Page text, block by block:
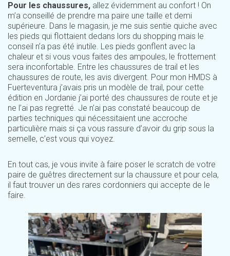
Pour les chaussures, allez évidemment au confort ! On
m’a conseillé de prendre ma paire une taille et demi
supérieure. Dans le magasin, je me suis sentie quiche avec
les pieds qui flottaient dedans lors du shopping mais le
conseil n’a pas été inutile. Les pieds gonflent avec la
chaleur et si vous vous faites des ampoules, le frottement
sera inconfortable. Entre les chaussures de trail et les
chaussures de route, les avis divergent. Pour mon HMDS à
Fuerteventura j’avais pris un modèle de trail, pour cette
édition en Jordanie j’ai porté des chaussures de route et je
ne l’ai pas regretté. Je n’ai pas constaté beaucoup de
parties techniques qui nécessitaient une accroche
particulière mais si ça vous rassure d’avoir du grip sous la
semelle, c’est vous qui voyez.
En tout cas, je vous invite à faire poser le scratch de votre
paire de guêtres directement sur la chaussure et pour cela,
il faut trouver un des rares cordonniers qui accepte de le
faire.